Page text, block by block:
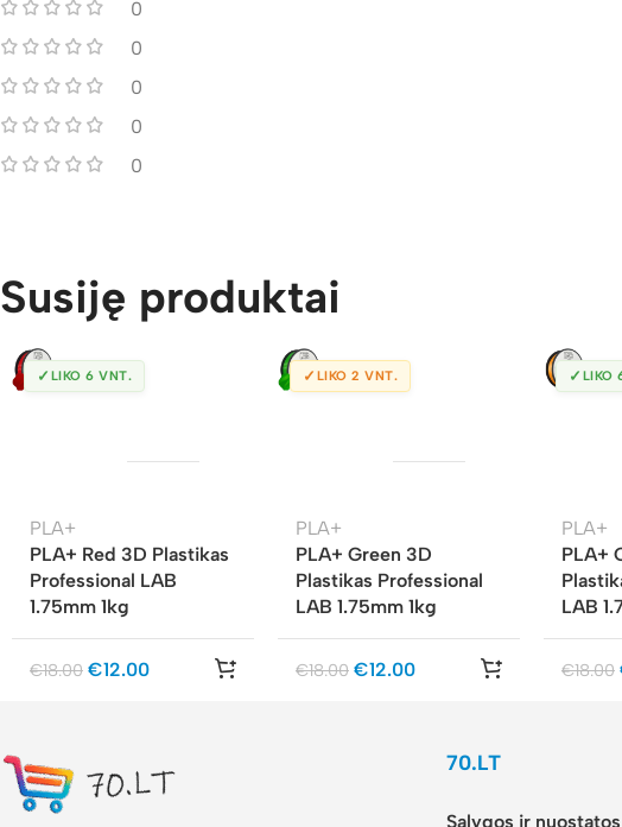
0
0
0
0
0
Susiję produktai
✓ LIKO 6 VNT.
PLA+
PLA+ Red 3D Plastikas
Professional LAB
1.75mm 1kg
€18.00 €12.00
✓ LIKO 2 VNT.
PLA+
PLA+ Green 3D
Plastikas Professional
LAB 1.75mm 1kg
€18.00 €12.00
✓ LIKO
PLA+
PLA+
LAB
€18.00
70.LT
Sąlygos ir nuostatos